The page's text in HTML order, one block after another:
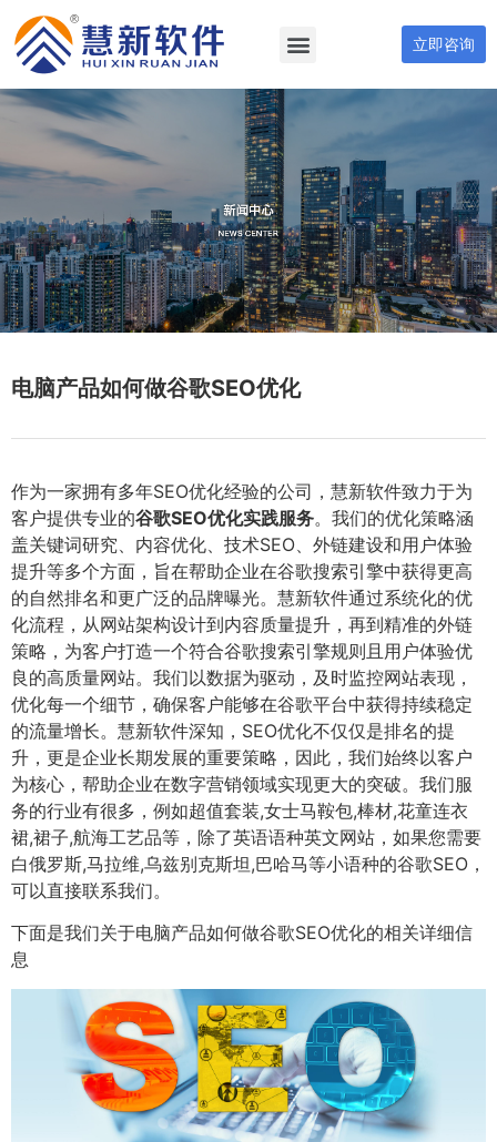
立即咨询
电脑产品如何做谷歌SEO优化
作为一家拥有多年SEO优化经验的公司，慧新软件致力于为
客户提供专业的谷歌SEO优化实践服务。我们的优化策略涵
盖关键词研究、内容优化、技术SEO、外链建设和用户体验
提升等多个方面，旨在帮助企业在谷歌搜索引擎中获得更高
的自然排名和更广泛的品牌曝光。慧新软件通过系统化的优
化流程，从网站架构设计到内容质量提升，再到精准的外链
策略，为客户打造一个符合谷歌搜索引擎规则且用户体验优
良的高质量网站。我们以数据为驱动，及时监控网站表现，
优化每一个细节，确保客户能够在谷歌平台中获得持续稳定
的流量增长。慧新软件深知，SEO优化不仅仅是排名的提
升，更是企业长期发展的重要策略，因此，我们始终以客户
为核心，帮助企业在数字营销领域实现更大的突破。我们服
务的行业有很多，例如超值套装,女士马鞍包,棒材,花童连衣
裙,裙子,航海工艺品等，除了英语语种英文网站，如果您需要
白俄罗斯,马拉维,乌兹别克斯坦,巴哈马等小语种的谷歌SEO，
可以直接联系我们。
下面是我们关于电脑产品如何做谷歌SEO优化的相关详细信
息